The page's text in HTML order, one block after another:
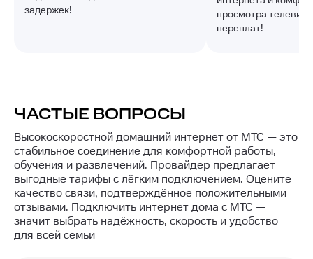
задержек!
просмотра
переплат!
ЧАСТЫЕ ВОПРОСЫ
Высокоскоростной домашний интернет от МТС — это
стабильное соединение для комфортной работы,
обучения и развлечений. Провайдер предлагает
выгодные тарифы с лёгким подключением. Оцените
качество связи, подтверждённое положительными
отзывами. Подключить интернет дома с МТС —
значит выбрать надёжность, скорость и удобство
для всей семьи